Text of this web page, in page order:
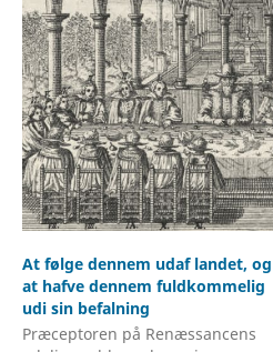
At følge dennem udaf landet, og
at hafve dennem fuldkommelig
udi sin befalning
Præceptoren på Renæssancens